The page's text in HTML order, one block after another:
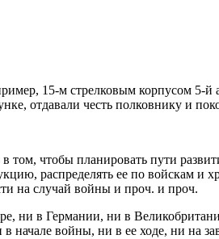
15-м стрелковым корпусом 5-
отдавали честь полковнику и
чтобы планировать пути
распределять ее по войскам и
на случай войны и проч. и проч.
ни в Германии, ни в
начале войны, ни в ее ходе, ни на